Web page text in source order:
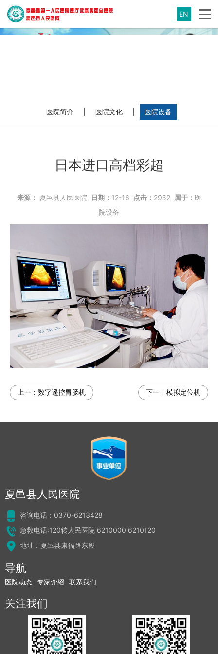
EN
医院简介 医院文化 医院设备
日本进口高档彩超
来源： 夏邑县人民医院 日期： 12-16 点击： 2952 属于： 医
院设备
上一： 数字遥控胃肠机 下一： 模拟定位机
夏邑县人民医院
咨询电话：0370-6213428
急救电话:120转人民医院 6210000 6210120
地址：夏邑县康福路东段
导航
医院动态 专家介绍 联系我们
关注我们